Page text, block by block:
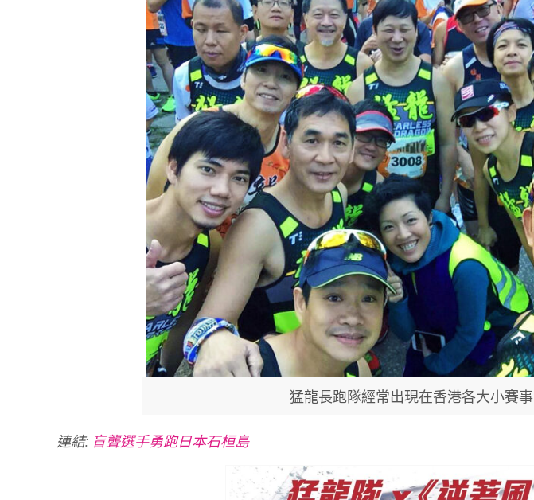
猛龍長跑隊經常出現在香港各大小賽事
連結: 盲聾選手勇跑日本石桓島